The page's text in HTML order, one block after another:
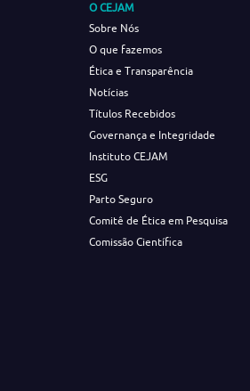
O CEJAM
Sobre Nós
O que fazemos
Ética e Transparência
Notícias
Títulos Recebidos
Governança e Integridade
Instituto CEJAM
ESG
Parto Seguro
Comitê de Ética em Pesquisa
Comissão Científica